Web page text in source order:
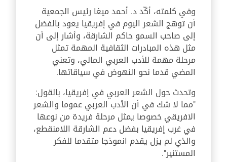
وفي كلمته، أكّد د. أحمد ميغا رئيس الجمعية
أن توهج الشعر اليوم في إفريقيا يعود بالفضل
إلى صاحب السمو حاكم الشارقة، وأشار إلى أن
مثل هذه المبادرات الثقافية المهمة تمثل
مرحلة مهمة للأدب العربي المالي، وتعني
المضي قدما نحو النهوض في سياقاتها.
وتحدث حول الشعر العربي في إفريقيا، بالقول:
"مما لا شك في أن الأدب العربي عموما والشعر
الافريقي خصوصا يمثل مرحلة فريدة من نوعها
في غرب إفريقيا بفضل دعم الشارقة اللامنقطع،
والذي لم يزل يقدم انموذجا متقدما للفكر
المستنير".